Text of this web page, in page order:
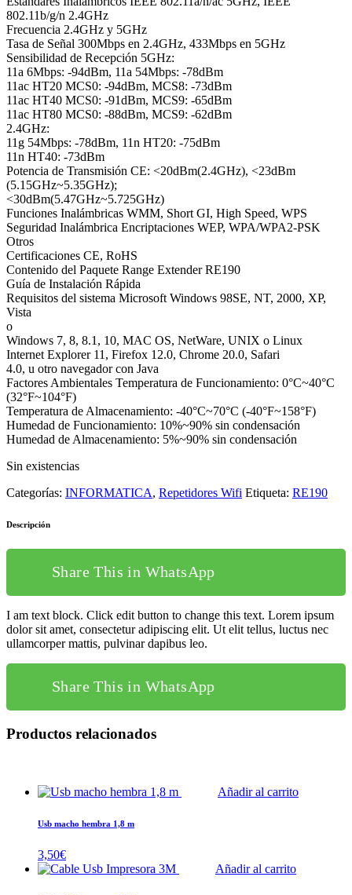
802.11b/g/n 2.4GHz
Frecuencia 2.4GHz y 5GHz
Tasa de Señal 300Mbps en 2.4GHz, 433Mbps en 5GHz
Sensibilidad de Recepción 5GHz:
11a 6Mbps: -94dBm, 11a 54Mbps: -78dBm
11ac HT20 MCS0: -94dBm, MCS8: -73dBm
11ac HT40 MCS0: -91dBm, MCS9: -65dBm
11ac HT80 MCS0: -88dBm, MCS9: -62dBm
2.4GHz:
11g 54Mbps: -78dBm, 11n HT20: -75dBm
11n HT40: -73dBm
Potencia de Transmisión CE: <20dBm(2.4GHz), <23dBm
(5.15GHz~5.35GHz);
<30dBm(5.47GHz~5.725GHz)
Funciones Inalámbricas WMM, Short GI, High Speed, WPS
Seguridad Inalámbrica Encriptaciones WEP, WPA/WPA2-PSK
Otros
Certificaciones CE, RoHS
Contenido del Paquete Range Extender RE190
Guía de Instalación Rápida
Requisitos del sistema Microsoft Windows 98SE, NT, 2000, XP,
Vista
o
Windows 7, 8, 8.1, 10, MAC OS, NetWare, UNIX o Linux
Internet Explorer 11, Firefox 12.0, Chrome 20.0, Safari
4.0, u otro navegador con Java
Factores Ambientales Temperatura de Funcionamiento: 0°C~40°C
(32°F~104°F)
Temperatura de Almacenamiento: -40°C~70°C (-40°F~158°F)
Humedad de Funcionamiento: 10%~90% sin condensación
Humedad de Almacenamiento: 5%~90% sin condensación
Sin existencias
Categorías: INFORMATICA, Repetidores Wifi Etiqueta: RE190
Descripción
Share This in WhatsApp
I am text block. Click edit button to change this text. Lorem ipsum
dolor sit amet, consectetur adipiscing elit. Ut elit tellus, luctus nec
ullamcorper mattis, pulvinar dapibus leo.
Share This in WhatsApp
Productos relacionados
Añadir al carrito
Usb macho hembra 1,8 m
3,50€
Añadir al carrito